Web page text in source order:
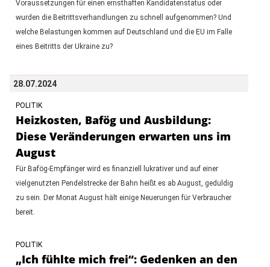
Voraussetzungen für einen ernsthaften Kandidatenstatus oder
wurden die Beitrittsverhandlungen zu schnell aufgenommen? Und
welche Belastungen kommen auf Deutschland und die EU im Falle
eines Beitritts der Ukraine zu?
28.07.2024
POLITIK
Heizkosten, Bafög und Ausbildung:
Diese Veränderungen erwarten uns im
August
Für Bafög-Empfänger wird es finanziell lukrativer und auf einer
vielgenutzten Pendelstrecke der Bahn heißt es ab August, geduldig
zu sein. Der Monat August hält einige Neuerungen für Verbraucher
bereit.
POLITIK
„Ich fühlte mich frei“: Gedenken an den